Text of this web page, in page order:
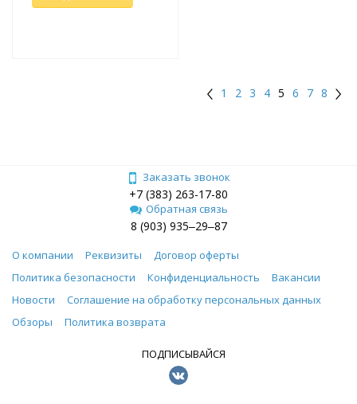
1 2 3 4 5 6 7 8
Заказать звонок
+7 (383) 263-17-80
Обратная связь
8 (903) 935‒29‒87
О компании Реквизиты
Договор оферты
Политика безопасности
Конфиденциальность
Вакансии
Новости
Соглашение на обработку персональных данных
Обзоры
Политика возврата
ПОДПИСЫВАЙСЯ